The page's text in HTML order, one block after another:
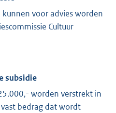
voor advies worden
Cultuur
subsidie
worden verstrekt in
bedrag dat wordt